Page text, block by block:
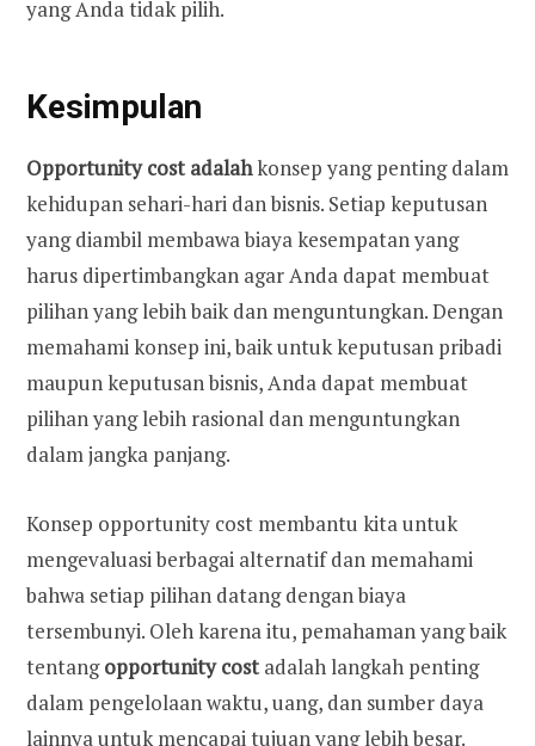
yang Anda tidak pilih.
Kesimpulan
Opportunity cost adalahkonsep yang penting dalam
kehidupan sehari-hari dan bisnis. Setiap keputusan
yang diambil membawa biaya kesempatan yang
harus dipertimbangkan agar Anda dapat membuat
pilihan yang lebih baik dan menguntungkan. Dengan
memahami konsep ini, baik untuk keputusan pribadi
maupun keputusan bisnis, Anda dapat membuat
pilihan yang lebih rasional dan menguntungkan
dalam jangka panjang.
Konsep opportunity cost membantu kita untuk
mengevaluasi berbagai alternatif dan memahami
bahwa setiap pilihan datang dengan biaya
tersembunyi. Oleh karena itu, pemahaman yang baik
tentangopportunity costadalah langkah penting
dalam pengelolaan waktu, uang, dan sumber daya
lainnya untuk mencapai tujuan yang lebih besar.